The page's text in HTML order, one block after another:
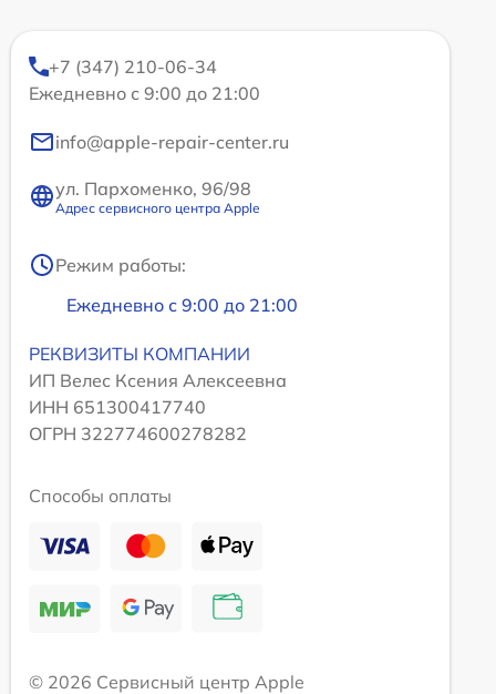
+7 (347) 210-06-34
Ежедневно с 9:00 до 21:00
info@apple-repair-center.ru
ул. Пархоменко, 96/98
Адрес сервисного центра Apple
Режим работы:
Ежедневно с 9:00 до 21:00
РЕКВИЗИТЫ КОМПАНИИ
ИП Велес Ксения Алексеевна
ИНН 651300417740
ОГРН 322774600278282
Способы оплаты
© 2026 Сервисный центр Apple